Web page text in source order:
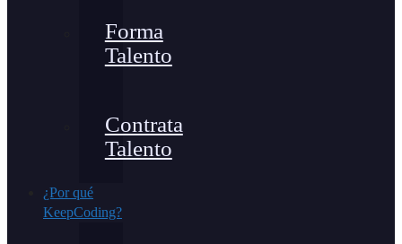
Forma
Talento
Contrata
Talento
¿Por qué
KeepCoding?